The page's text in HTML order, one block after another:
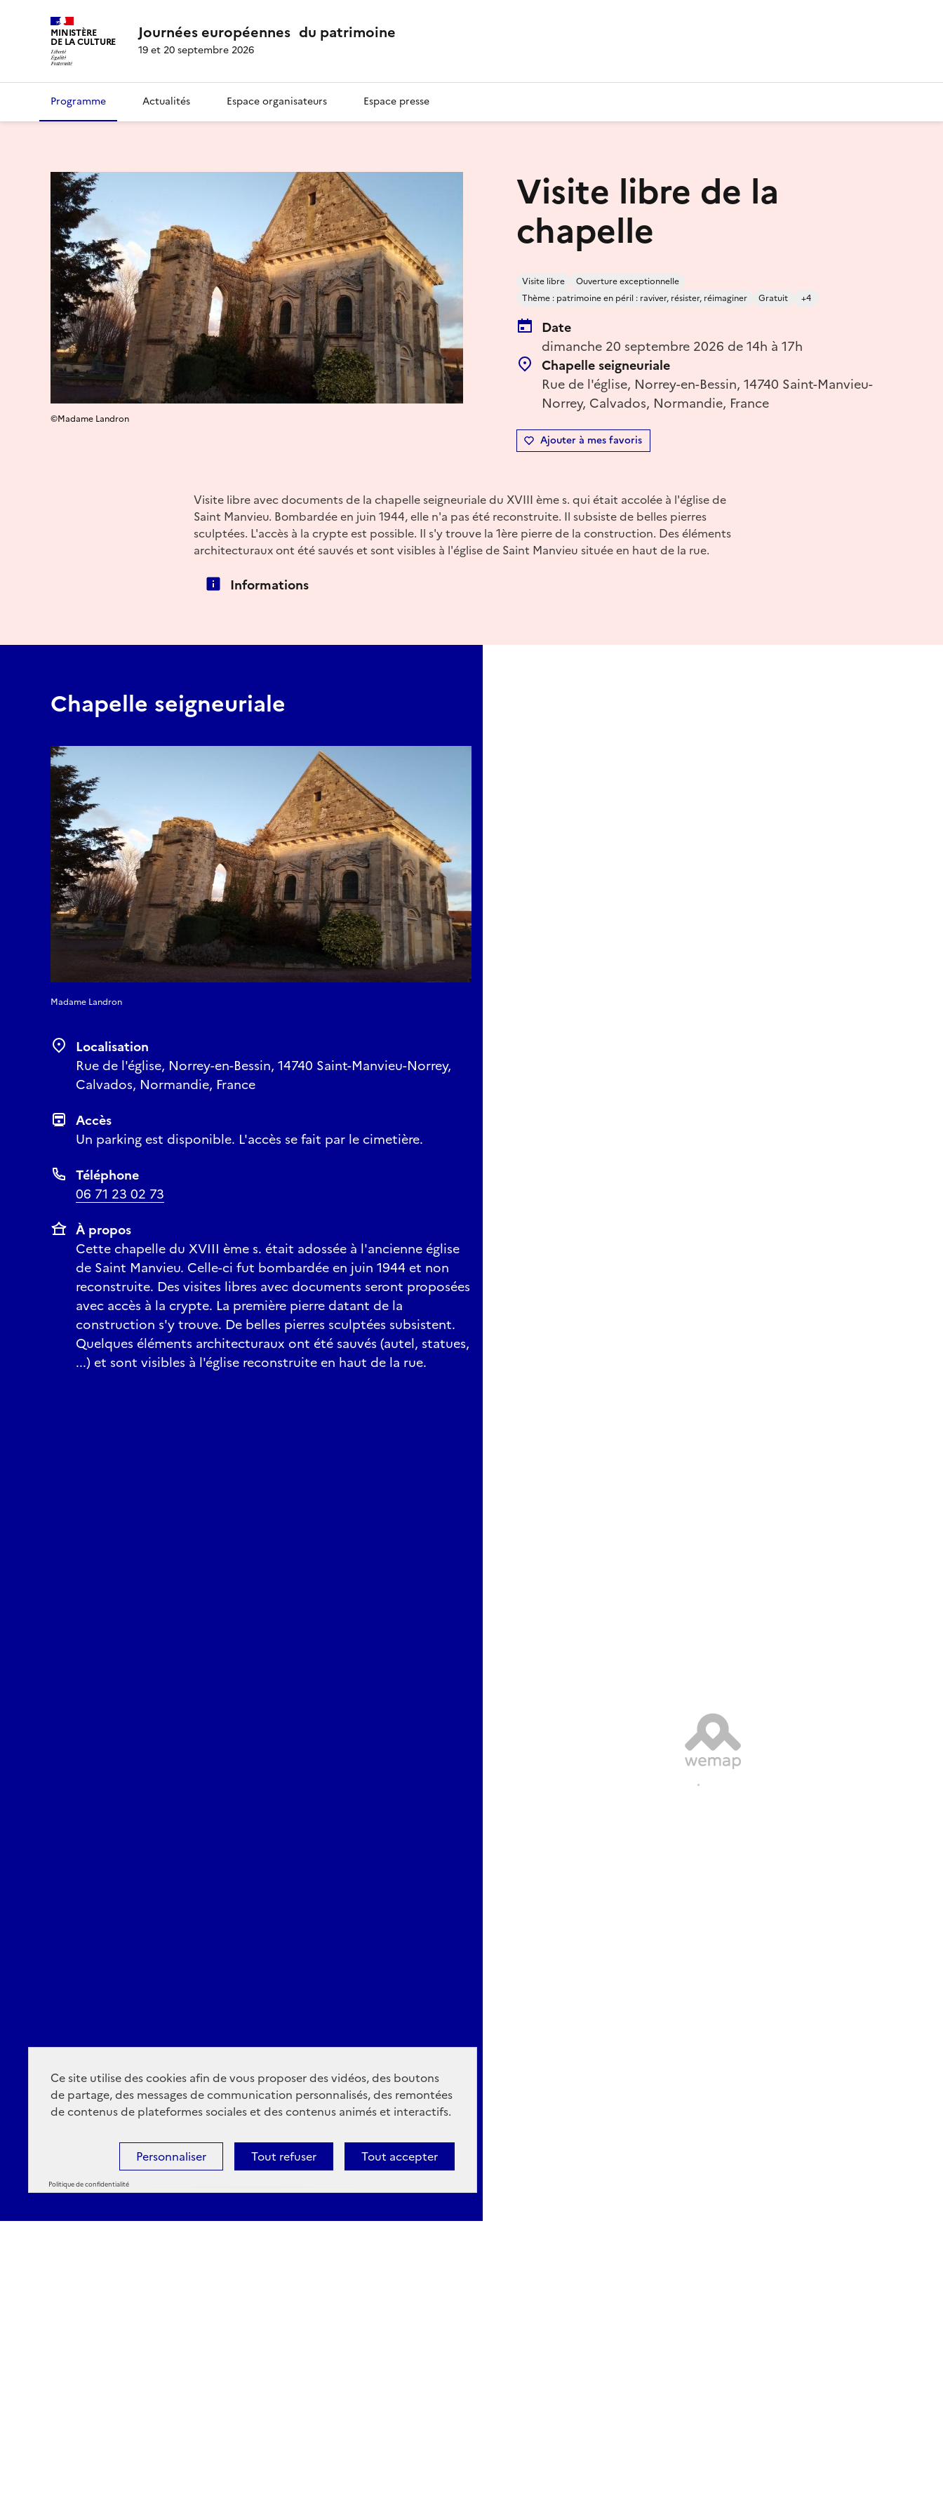
Ce site utilise des cookies afin de vous proposer des vidéos, des boutons
de partage, des messages de communication personnalisés, des remontées
de contenus de plateformes sociales et des contenus animés et interactifs.
Tout accepter
Tout refuser
Personnaliser
Politique de confidentialité
MINISTÈRE
DE LA CULTURE Journées européennes du patrimoine
19 et 20 septembre 2026
Programme Actualités Espace organisateurs Espace presse
Visite libre de la
chapelle
Visite libre
Ouverture exceptionnelle
Thème : patrimoine en péril : raviver, résister, réimaginer
Gratuit +4
Date
dimanche 20 septembre 2026 de 14h à 17h
Chapelle seigneuriale
Rue de l'église, Norrey-en-Bessin, 14740 Saint-Manvieu-
Norrey, Calvados, Normandie, France
Ajouter à mes favoris
©Madame Landron
Visite libre avec documents de la chapelle seigneuriale du XVIII ème s. qui était accolée à l'église de
Saint Manvieu. Bombardée en juin 1944, elle n'a pas été reconstruite. Il subsiste de belles pierres
sculptées. L'accès à la crypte est possible. Il s'y trouve la 1ère pierre de la construction. Des éléments
architecturaux ont été sauvés et sont visibles à l'église de Saint Manvieu située en haut de la rue.
Informations
Chapelle seigneuriale
Madame Landron
Localisation
Rue de l'église, Norrey-en-Bessin, 14740 Saint-Manvieu-Norrey,
Calvados, Normandie, France
Accès
Un parking est disponible. L'accès se fait par le cimetière.
Téléphone
06 71 23 02 73
À propos
Cette chapelle du XVIII ème s. était adossée à l'ancienne église
de Saint Manvieu. Celle-ci fut bombardée en juin 1944 et non
reconstruite. Des visites libres avec documents seront proposées
avec accès à la crypte. La première pierre datant de la
construction s'y trouve. De belles pierres sculptées subsistent.
Quelques éléments architecturaux ont été sauvés (autel, statues,
...) et sont visibles à l'église reconstruite en haut de la rue.